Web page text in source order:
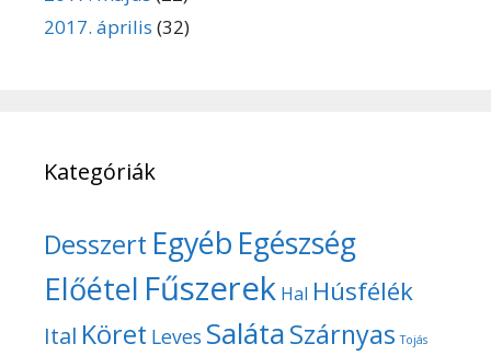
2017. április (32)
Kategóriák
Desszert Egyéb Egészség
Előétel Fűszerek Hal Húsfélék
Ital Köret Leves SalátaSzárnyas Tojás